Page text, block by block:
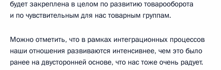
будет закреплена в целом по развитию товарооборота
и по чувствительным для нас товарным группам.
Можно отметить, что в рамках интеграционных процессов
наши отношения развиваются интенсивнее, чем это было
ранее на двусторонней основе, что нас тоже очень радует.